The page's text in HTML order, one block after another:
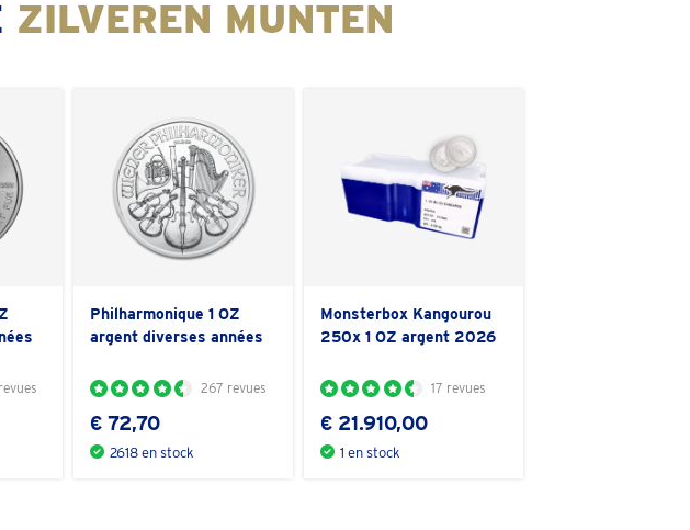
ZILVEREN MUNTEN
Philharmonique 1 OZ
argent diverses années
267 revues
€ 72,70
2618 en stock
Monsterbox Kangourou
250x 1 OZ argent 2026
17 revues
€ 21.910,00
1 en stock